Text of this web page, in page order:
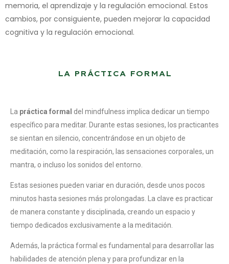
memoria, el aprendizaje y la regulación emocional. Estos
cambios, por consiguiente, pueden mejorar la capacidad
cognitiva y la regulación emocional.
LA PRÁCTICA FORMAL
La práctica formal del mindfulness implica dedicar un tiempo
específico para meditar. Durante estas sesiones, los practicantes
se sientan en silencio, concentrándose en un objeto de
meditación, como la respiración, las sensaciones corporales, un
mantra, o incluso los sonidos del entorno.
Estas sesiones pueden variar en duración, desde unos pocos
minutos hasta sesiones más prolongadas. La clave es practicar
de manera constante y disciplinada, creando un espacio y
tiempo dedicados exclusivamente a la meditación.
Además, la práctica formal es fundamental para desarrollar las
habilidades de atención plena y para profundizar en la